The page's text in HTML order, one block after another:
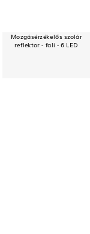
Mozgásérzékelős szolár
reflektor - fali - 6 LED